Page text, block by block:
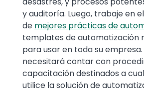
y auditoría. Luego, trabaje en
de mejores prácticas de
templates de automatización
para usar en toda su
necesitará contar con
capacitación destinados a
utilice la solución de